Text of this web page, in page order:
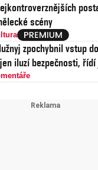
scény
zpochybnil vstup do
iluzí bezpečnosti,